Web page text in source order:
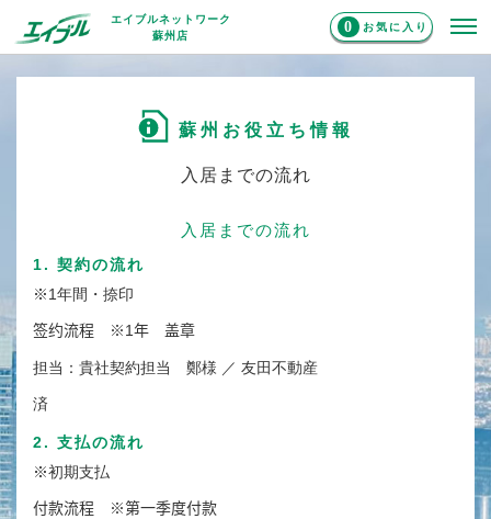
エイブルネットワーク
蘇州店
0 お気に入り
蘇州お役立ち情報
入居までの流れ
入居までの流れ
1. 契約の流れ
※1年間・捺印
签约流程 ※1年 盖章
担当：貴社契約担当 鄭様 ／ 友田不動産
済
2. 支払の流れ
※初期支払
付款流程 ※第一季度付款